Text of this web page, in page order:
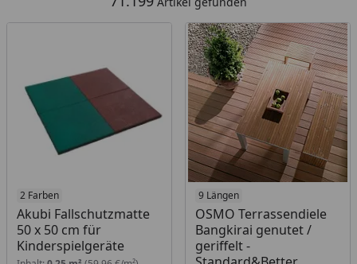
2 Farben
Akubi Fallschutzmatte
50 x 50 cm für
Kinderspielgeräte
9 Längen
OSMO Terrassendiele
Bangkirai genutet /
geriffelt -
Produkt am Lager